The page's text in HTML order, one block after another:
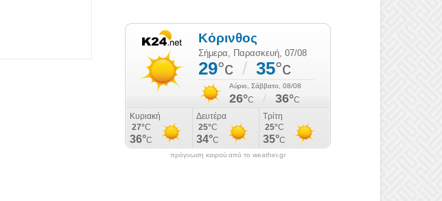
πρόγνωση καιρού από το weather.gr